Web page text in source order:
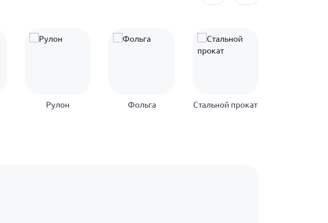
Рулон Фольга Стальной прокат